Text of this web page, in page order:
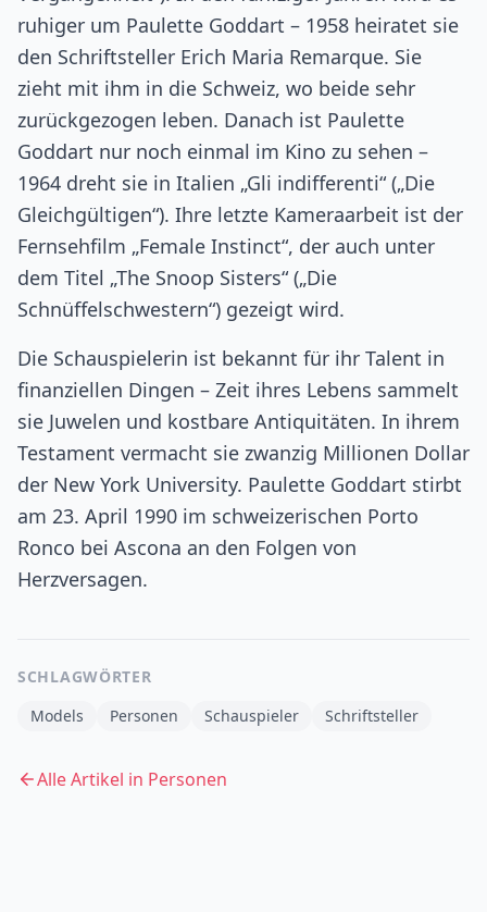
ruhiger um Paulette Goddart – 1958 heiratet sie
den Schriftsteller Erich Maria Remarque. Sie
zieht mit ihm in die Schweiz, wo beide sehr
zurückgezogen leben. Danach ist Paulette
Goddart nur noch einmal im Kino zu sehen –
1964 dreht sie in Italien „Gli indifferenti“ („Die
Gleichgültigen“). Ihre letzte Kameraarbeit ist der
Fernsehfilm „Female Instinct“, der auch unter
dem Titel „The Snoop Sisters“ („Die
Schnüffelschwestern“) gezeigt wird.
Die Schauspielerin ist bekannt für ihr Talent in
finanziellen Dingen – Zeit ihres Lebens sammelt
sie Juwelen und kostbare Antiquitäten. In ihrem
Testament vermacht sie zwanzig Millionen Dollar
der New York University. Paulette Goddart stirbt
am 23. April 1990 im schweizerischen Porto
Ronco bei Ascona an den Folgen von
Herzversagen.
SCHLAGWÖRTER
Models
Personen Schauspieler Schriftsteller
Alle Artikel in Personen